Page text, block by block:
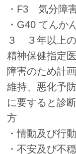
・F3 気分障
・G40 てんか
３ ３年以上
精神保健指定
障害のため計
維持、悪化予
に要すると診
方
・情動及び行
・不安及び不